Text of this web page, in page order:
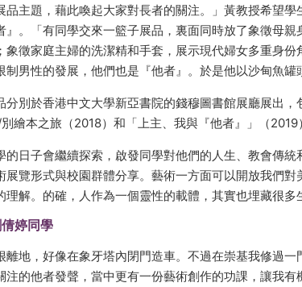
品主題，藉此喚起大家對長者的關注。」黃教授希望
』。「有同學交來一籃子展品，裏面同時放了象徵母
象徵家庭主婦的洗潔精和手套，展示現代婦女多重身
男性的發展，他們也是『他者』。於是他以沙甸魚罐
別於香港中文大學新亞書院的錢穆圖書館展廳展出，
繪本之旅（2018）和「上主、我與『他者』」（2019
的日子會繼續探索，啟發同學對他們的人生、教會傳
展覽形式與校園群體分享。藝術一方面可以開放我們
解。的確，人作為一個靈性的載體，其實也埋藏很多
婷同學
離地，好像在象牙塔內閉門造車。不過在崇基我修過
注的他者發聲，當中更有一份藝術創作的功課，讓我